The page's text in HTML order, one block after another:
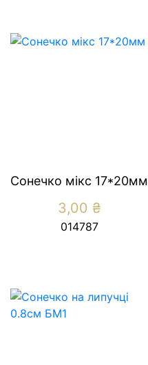
Сонечко мікс 17*20мм
3,00 ₴
014787